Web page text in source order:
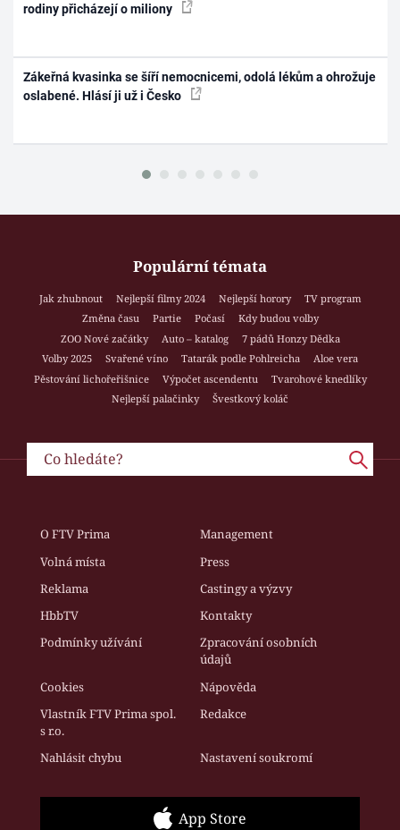
rodiny přicházejí o miliony
Zákeřná kvasinka se šíří nemocnicemi, odolá lékům a ohrožuje
oslabené. Hlásí ji už i Česko
Populární témata
Jak zhubnout Nejlepší filmy 2024 Nejlepší horory
TV program
Změna času
Partie Počasí
Kdy budou volby
ZOO Nové začátky
Auto – katalog
7 pádů Honzy Dědka
Volby 2025
Svařené víno Tatarák podle Pohlreicha
Aloe vera
Pěstování lichořeřišnice
Výpočet ascendentu
Tvarohové knedlíky
Nejlepší palačinky
Švestkový koláč
O FTV Prima
Management
Volná místa
Press
Reklama
Castingy a výzvy
HbbTV
Kontakty
Podmínky užívání
Zpracování osobních
údajů
Cookies
Nápověda
Vlastník FTV Prima spol.
s r.o.
Redakce
Nahlásit chybu Nastavení soukromí
App Store